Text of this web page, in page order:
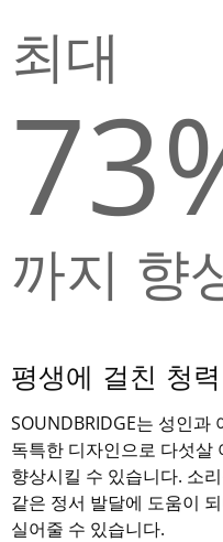
최대
까지 향
평생에 걸친 청력
SOUNDBRIDGE는 성인과
독특한 디자인으로 다섯
향상시킬 수 있습니다. 소
같은 정서 발달에 도움이
실어줄 수 있습니다.